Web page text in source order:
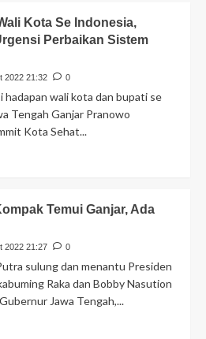
Kota Se Indonesia,
Perbaikan Sistem
2022 21:32 0
wali kota dan bupati se
Tengah Ganjar Pranowo
Kota Sehat...
Temui Ganjar, Ada
2022 21:27 0
sulung dan menantu Presiden
Raka dan Bobby Nasution
Jawa Tengah,...